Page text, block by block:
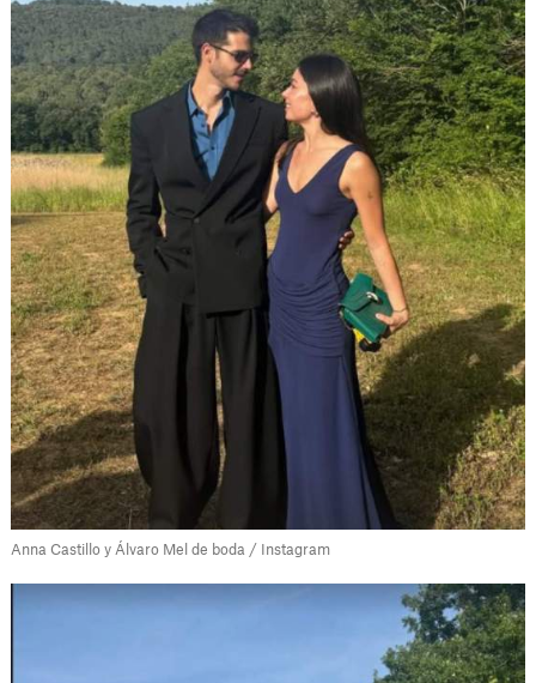
Anna Castillo y Álvaro Mel de boda / Instagram